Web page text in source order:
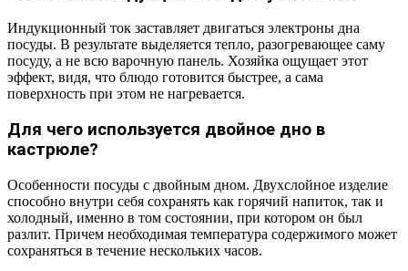
Индукционный ток заставляет двигаться электроны дна
посуды. В результате выделяется тепло, разогревающее саму
посуду, а не всю варочную панель. Хозяйка ощущает этот
эффект, видя, что блюдо готовится быстрее, а сама
поверхность при этом не нагревается.
Для чего используется двойное дно в
кастрюле?
Особенности посуды с двойным дном. Двухслойное изделие
способно внутри себя сохранять как горячий напиток, так и
холодный, именно в том состоянии, при котором он был
разлит. Причем необходимая температура содержимого может
сохраняться в течение нескольких часов.